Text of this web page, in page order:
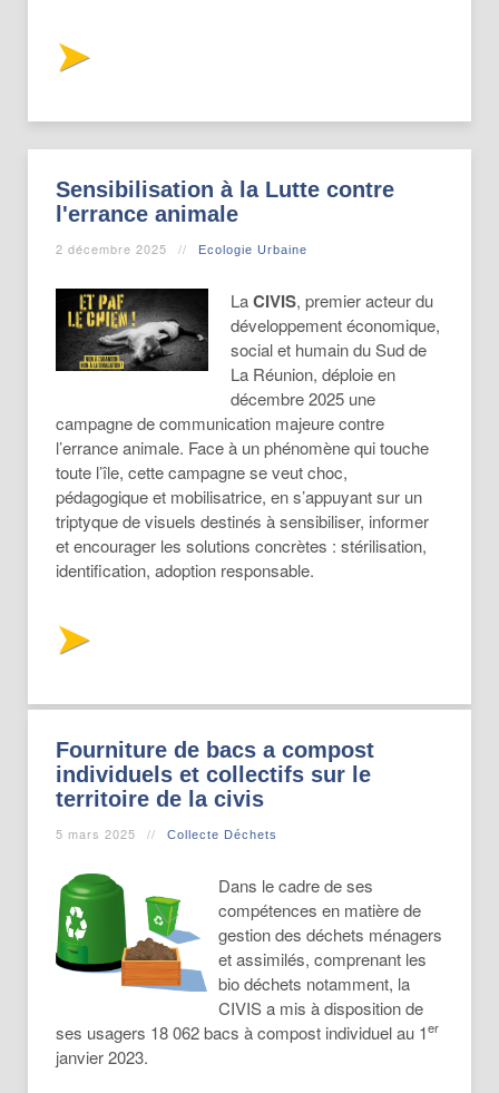
Sensibilisation à la Lutte contre
l'errance animale
2 décembre 2025 Ecologie Urbaine
LaCIVIS, premier acteur du
développement économique,
social et humain du Sud de
La Réunion, déploie en
décembre 2025 une
campagne de communication majeure contre
l’errance animale. Face à un phénomène qui touche
toute l’île, cette campagne se veut choc,
pédagogique et mobilisatrice, en s’appuyant sur un
triptyque de visuels destinés à sensibiliser, informer
et encourager les solutions concrètes : stérilisation,
identification, adoption responsable.
Fourniture de bacs a compost
individuels et collectifs sur le
territoire de la civis
5 mars 2025 Collecte Déchets
Dans le cadre de ses
compétences en matière de
gestion des déchets ménagers
et assimilés, comprenant les
bio déchets notamment, la
CIVIS a mis à disposition de
ses usagers 18 062 bacs à compost individuel au 1er
janvier 2023.